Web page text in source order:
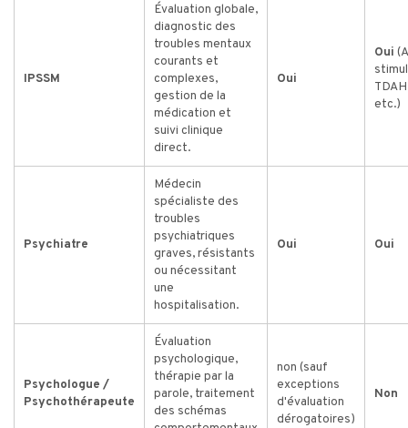
IPSSM
Évaluation globale,
diagnostic des
troubles mentaux
courants et
complexes,
gestion de la
médication et
suivi clinique
direct.
Oui
Oui
etc.)
Psychiatre
Médecin
spécialiste des
troubles
psychiatriques
graves, résistants
ou nécessitant
une
hospitalisation.
Oui Oui
Psychologue /
Psychothérapeute
Évaluation
psychologique,
thérapie par la
parole, traitement
des schémas
non (sauf
exceptions
d'évaluation
dérogatoires)
Non